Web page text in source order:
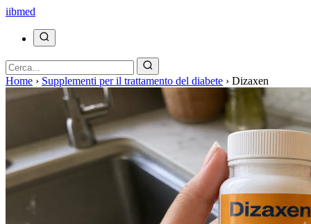
iibmed
Home › Supplementi per il trattamento del diabete › Dizaxen